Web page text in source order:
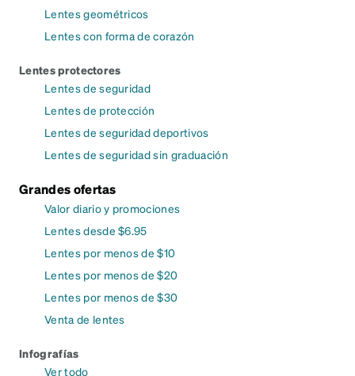
Lentes geométricos
Lentes con forma de corazón
Lentes protectores
Lentes de seguridad
Lentes de protección
Lentes de seguridad deportivos
Lentes de seguridad sin graduación
Grandes ofertas
Valor diario y promociones
Lentes desde $6.95
Lentes por menos de $10
Lentes por menos de $20
Lentes por menos de $30
Venta de lentes
Infografías
Ver todo